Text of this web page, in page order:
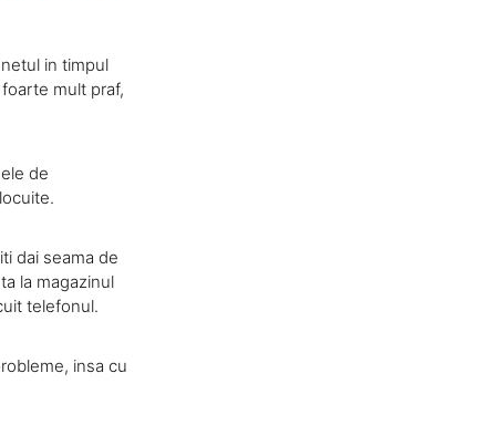
in timpul
mult praf,
de
dai seama de
la magazinul
telefonul.
insa cu